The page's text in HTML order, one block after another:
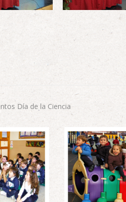
Día de la Ciencia